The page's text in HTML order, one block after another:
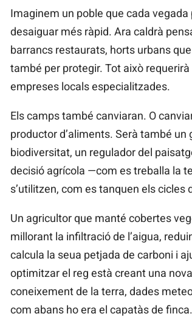
Imaginem un poble que cada
desaiguar més ràpid. Ara caldrà
barrancs restaurats, horts urbans
també per protegir. Tot això
empreses locals especialitzades.
Els camps també canviaran. O
productor d’aliments. Serà també
biodiversitat, un regulador del
decisió agrícola —com es treballa la
s’utilitzen, com es tanquen els
Un agricultor que manté cobertes
millorant la infiltració de l’aigua,
calcula la seua petjada de carboni i
optimitzar el reg està creant una
coneixement de la terra, dades
com abans ho era el capatàs de finca.